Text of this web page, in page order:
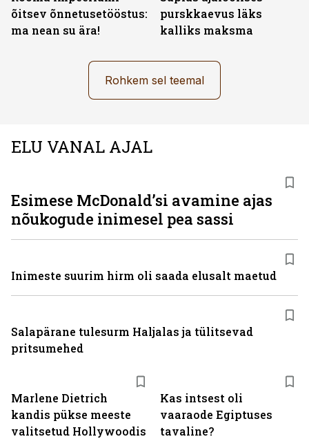
õitsev õnnetusetööstus:
ma nean su ära!
purskkaevus läks
kalliks maksma
Rohkem sel teemal
ELU VANAL AJAL
Marlene Dietrich
kandis pükse meeste
valitsetud Hollywoodis
Kas intsest oli
vaaraode Egiptuses
tavaline?
Esimese McDonaldʼsi avamine ajas
nõukogude inimesel pea sassi
Inimeste suurim hirm oli saada elusalt maetud
Salapärane tulesurm Haljalas ja tülitsevad
pritsumehed